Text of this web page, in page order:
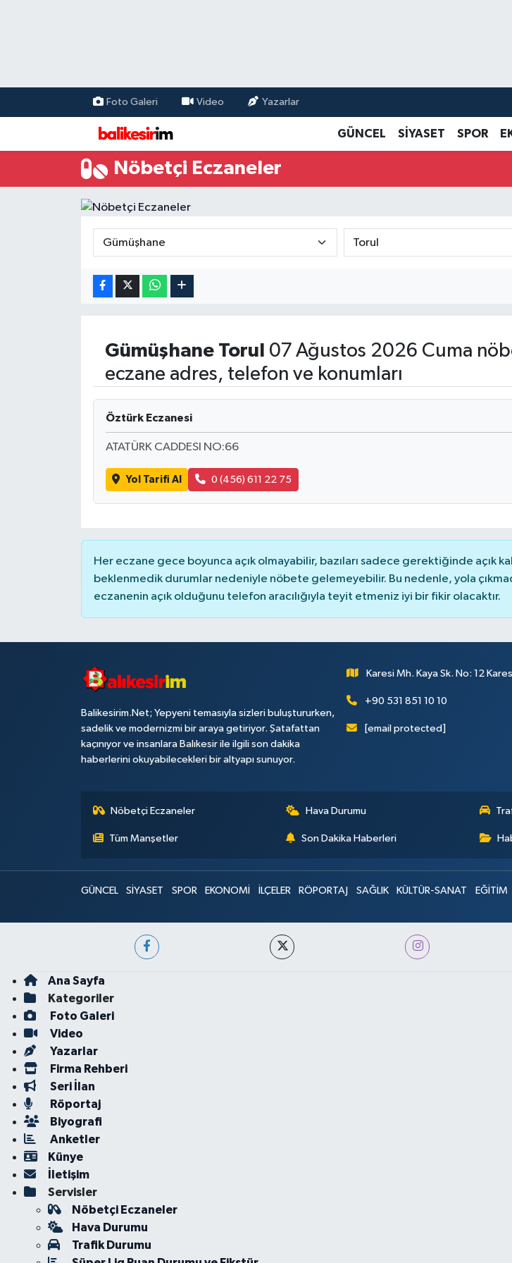
Foto Galeri Video Yazarlar
GÜNCEL SİYASET SPOR
Nöbetçi Eczaneler
Gümüşhane Torul 07 Ağustos 2026 Cuma
eczane adres, telefon ve konumları
Öztürk Eczanesi
ATATÜRK CADDESI NO:66
Yol Tarifi Al 0 (456) 611 22 75
Her eczane gece boyunca açık olmayabilir, bazıları sadece gerektiğinde açık
beklenmedik durumlar nedeniyle nöbete gelemeyebilir. Bu nedenle, yola
eczanenin açık olduğunu telefon aracılığıyla teyit etmeniz iyi bir fikir olacaktır.
Balikesirim.Net; Yepyeni temasıyla sizleri buluştururken,
sadelik ve modernizmi bir araya getiriyor. Şatafattan
kaçınıyor ve insanlara Balıkesir ile ilgili son dakika
haberlerini okuyabilecekleri bir altyapı sunuyor.
Karesi Mh. Kaya Sk. No: 12
+90 531 851 10 10
[email protected]
Nöbetçi Eczaneler Hava Durumu
Tüm Manşetler Son Dakika Haberleri
GÜNCEL SİYASET SPOR EKONOMİ İLÇELER RÖPORTAJ SAĞLIK KÜLTÜR-SANAT EĞİTİM
Ana Sayfa
Kategoriler
Foto Galeri
Video
Yazarlar
Firma Rehberi
Seri İlan
Röportaj
Biyografi
Anketler
Künye
İletişim
Servisler
Nöbetçi Eczaneler
Hava Durumu
Trafik Durumu